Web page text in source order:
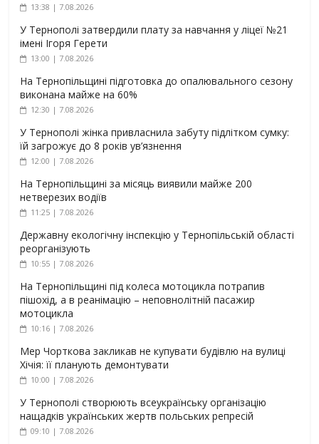
13:38 | 7.08.2026
У Тернополі затвердили плату за навчання у ліцеї №21
імені Ігоря Герети
13:00 | 7.08.2026
На Тернопільщині підготовка до опалювального сезону
виконана майже на 60%
12:30 | 7.08.2026
У Тернополі жінка привласнила забуту підлітком сумку:
їй загрожує до 8 років ув’язнення
12:00 | 7.08.2026
На Тернопільщині за місяць виявили майже 200
нетверезих водіїв
11:25 | 7.08.2026
Державну екологічну інспекцію у Тернопільській області
реорганізують
10:55 | 7.08.2026
На Тернопільщині під колеса мотоцикла потрапив
пішохід, а в реанімацію – неповнолітній пасажир
мотоцикла
10:16 | 7.08.2026
Мер Чорткова закликав не купувати будівлю на вулиці
Хічія: її планують демонтувати
10:00 | 7.08.2026
У Тернополі створюють всеукраїнську організацію
нащадків українських жертв польських репресій
09:10 | 7.08.2026